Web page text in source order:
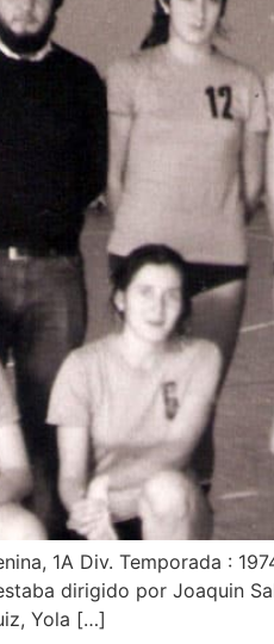
1A Div. Temporada :
dirigido por Joaquin
Yola […]